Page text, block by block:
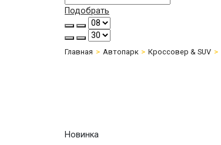
Подобрать
Главная Автопарк Кроссовер & SUV
Новинка